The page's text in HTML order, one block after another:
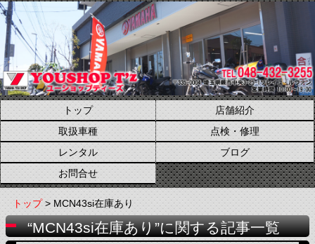
トップ
店舗紹介
取扱車種
点検・修理
レンタル
ブログ
お問合せ
トップ> MCN43si在庫あり
“MCN43si在庫あり”に関する記事一覧